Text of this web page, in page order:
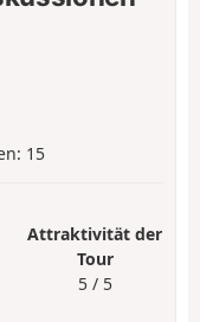
15
Attraktivität der
Tour
5 / 5